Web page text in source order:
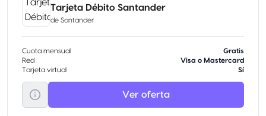
Tarjeta Débito Santander
de Santander
Cuota mensual
Gratis
Red
Visa o Mastercard
Tarjeta virtual
Sí
Ver oferta